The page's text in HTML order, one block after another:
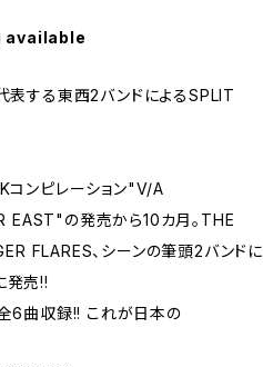
available
する東西2バンドによるSPLIT
ンピレーション"V/A
の発売から10カ月。THE
FLARES、シーンの筆頭2バンドに
発売!!
6曲収録!! これが日本の